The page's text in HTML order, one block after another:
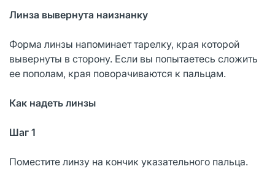
Линза вывернута наизнанку
Форма линзы напоминает тарелку, края которой
вывернуты в сторону. Если вы попытаетесь сложить
ее пополам, края поворачиваются к пальцам.
Как надеть линзы
Шаг 1
Поместите линзу на кончик указательного пальца.